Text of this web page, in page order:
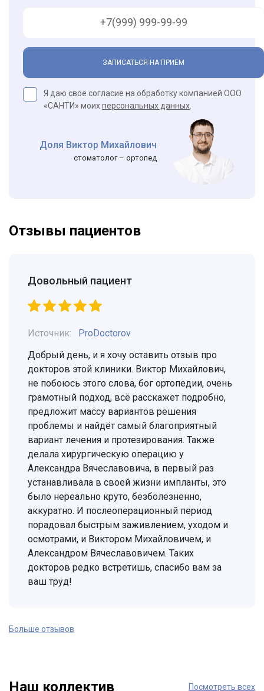
ЗАПИСАТЬСЯ НА ПРИЕМ
Я даю свое согласие на обработку компанией ООО
«САНТИ» моихперсональных данных
Доля Виктор Михайлович
стоматолог – ортопед
Отзывы пациентов
Довольный пациент
Источник:
ProDoctorov
Добрый день, и я хочу оставить отзыв про
докторов этой клиники. Виктор Михайлович,
не побоюсь этого слова, бог ортопедии, очень
грамотный подход, всё расскажет подробно,
предложит массу вариантов решения
проблемы и найдёт самый благоприятный
вариант лечения и протезирования. Также
делала хирургическую операцию у
Александра Вячеславовича, в первый раз
устанавливала в своей жизни импланты, это
было нереально круто, безболезненно,
аккуратно. И послеоперационный период
порадовал быстрым заживлением, уходом и
осмотрами, и Виктором Михайловичем, и
Александром Вячеславовичем. Таких
докторов редко встретишь, спасибо вам за
ваш труд!
Больше отзывов
Наш коллектив Посмотреть всех